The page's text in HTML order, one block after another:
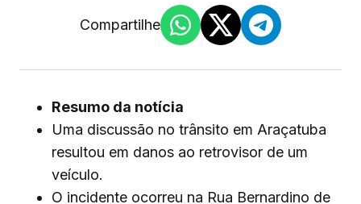
Compartilhe
Resumo da notícia
Uma discussão no trânsito em Araçatuba
resultou em danos ao retrovisor de um
veículo.
O incidente ocorreu na Rua Bernardino de